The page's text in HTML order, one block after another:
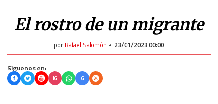
El rostro de un migrante
por Rafael Salomón el 23/01/2023 00:00
Síguenos en:
IG G